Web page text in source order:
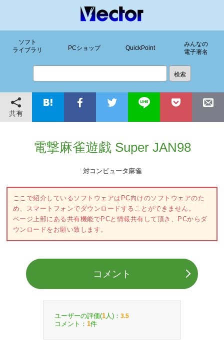
ソフト
ライブラリ
PCショップ QuickPoint
みんなの
電子署名
共有
電撃麻雀遊戯 Super JAN98
対コンピュータ麻雀
ここで紹介しているソフトウェアはPC向けのソフトウェアのた
め、スマートフォンでダウンロードすることができません。
ページ上部にある共有機能でPCと情報共有して頂き、PCからダ
ウンロードをお願い致します。
コメント
ユーザーの評価(1 人)： 3.5
コメント： 1件